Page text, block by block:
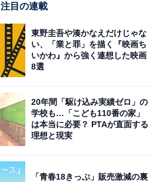
注目の連載
東野圭吾や湊かなえだけじゃな
い、「業と罪」を描く『映画ち
いかわ』から強く連想した映画
8選
20年間「駆け込み実績ゼロ」の
学校も…「こども110番の家」
は本当に必要？ PTAが直面する
理想と現実
「青春18きっぷ」販売激減の裏